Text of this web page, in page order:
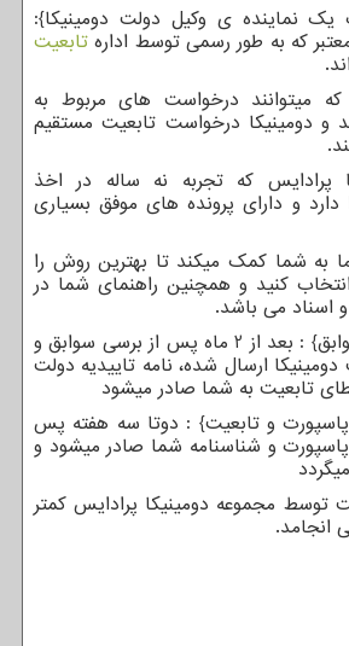
یک نماینده ی وکیل دولت دومینیکا}:
که به طور رسمی توسط اداره تابعیت
که میتوانند درخواست های مربوط به
و دومینیکا درخواست تابعیت مستقیم
پرادایس که تجربه نه ساله در اخذ
دارد و دارای پرونده های موفق بسیاری
به شما کمک میکند تا بهترین روش را
کنید و همچنین راهنمای شما در
اسناد می باشد.
مرحله سوم {برسی سوابق} : بعد از 2 ماه پس از برسی سوابق و
ارسال شده، نامه تاییدیه دولت
تابعیت به شما صادر میشود
و تابعیت} : دوتا سه هفته پس
پاسپورت و شناسنامه شما صادر میشود و
توسط مجموعه دومینیکا پرادایس کمتر
انجامد.